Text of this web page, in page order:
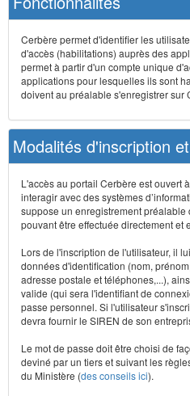
Cerbère permet d'identifier les
d'accès (habilitations) auprès des
permet à partir d'un compte unique
applications pour lesquelles ils sont
doivent au préalable s'enregistrer sur
Modalités d'inscription
L'accès au portail Cerbère est ouvert
interagir avec des systèmes
suppose un enregistrement préalable
pouvant être effectuée directement et
Lors de l'inscription de l'utilisateur, il
données d'identification (nom,
adresse postale et téléphones,...),
valide (qui sera l'identifiant de
passe personnel. Si l'utilisateur
devra fournir le SIREN de son
Le mot de passe doit être choisi de
deviné par un tiers et suivant les
du Ministère (des conseils ici).